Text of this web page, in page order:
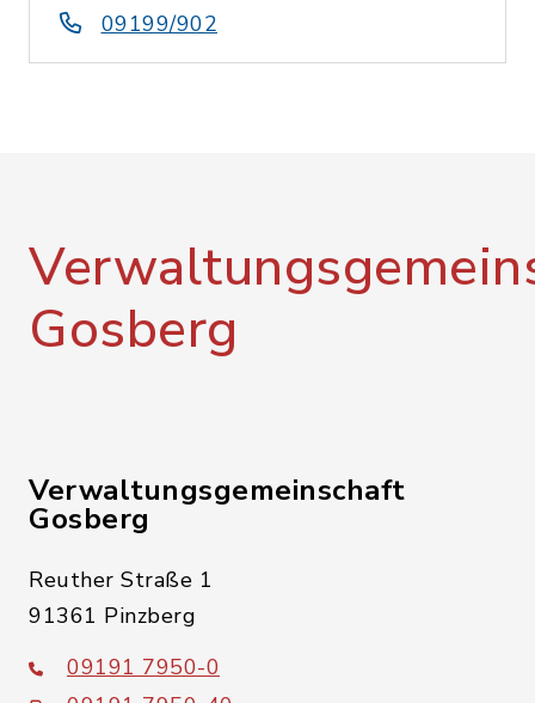
09199/902
Gosberg
Verwaltungsgemeinschaft
Gosberg
Reuther Straße 1
91361 Pinzberg
09191 7950-0